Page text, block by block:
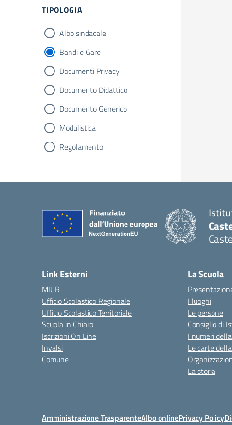
Filtri
TIPOLOGIA
Albo sindacale
Bandi e Gare
Documenti Privacy
Documento Didattico
Documento Generico
Modulistica
Regolamento
Link Esterni
MIUR
Ufficio Scolastico Regionale
Ufficio Scolastico Territoriale
Scuola in Chiaro
Iscrizioni On Line
Invalsi
Comune
La Scuola
I luoghi
Le persone
Consiglio di
I numeri
Le carte
La storia
Amministrazione TrasparenteAlbo onlinePrivacy Policy